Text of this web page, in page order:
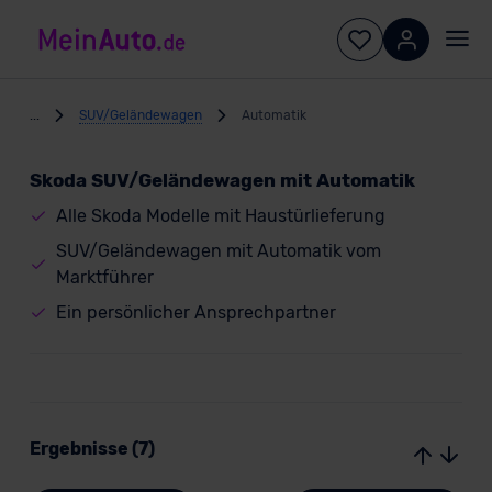
SUV/Geländewagen Automatik
Skoda SUV/Geländewagen mit Automatik
Alle Skoda Modelle mit Haustürlieferung
SUV/Geländewagen mit Automatik vom
Marktführer
Ein persönlicher Ansprechpartner
Ergebnisse (7)